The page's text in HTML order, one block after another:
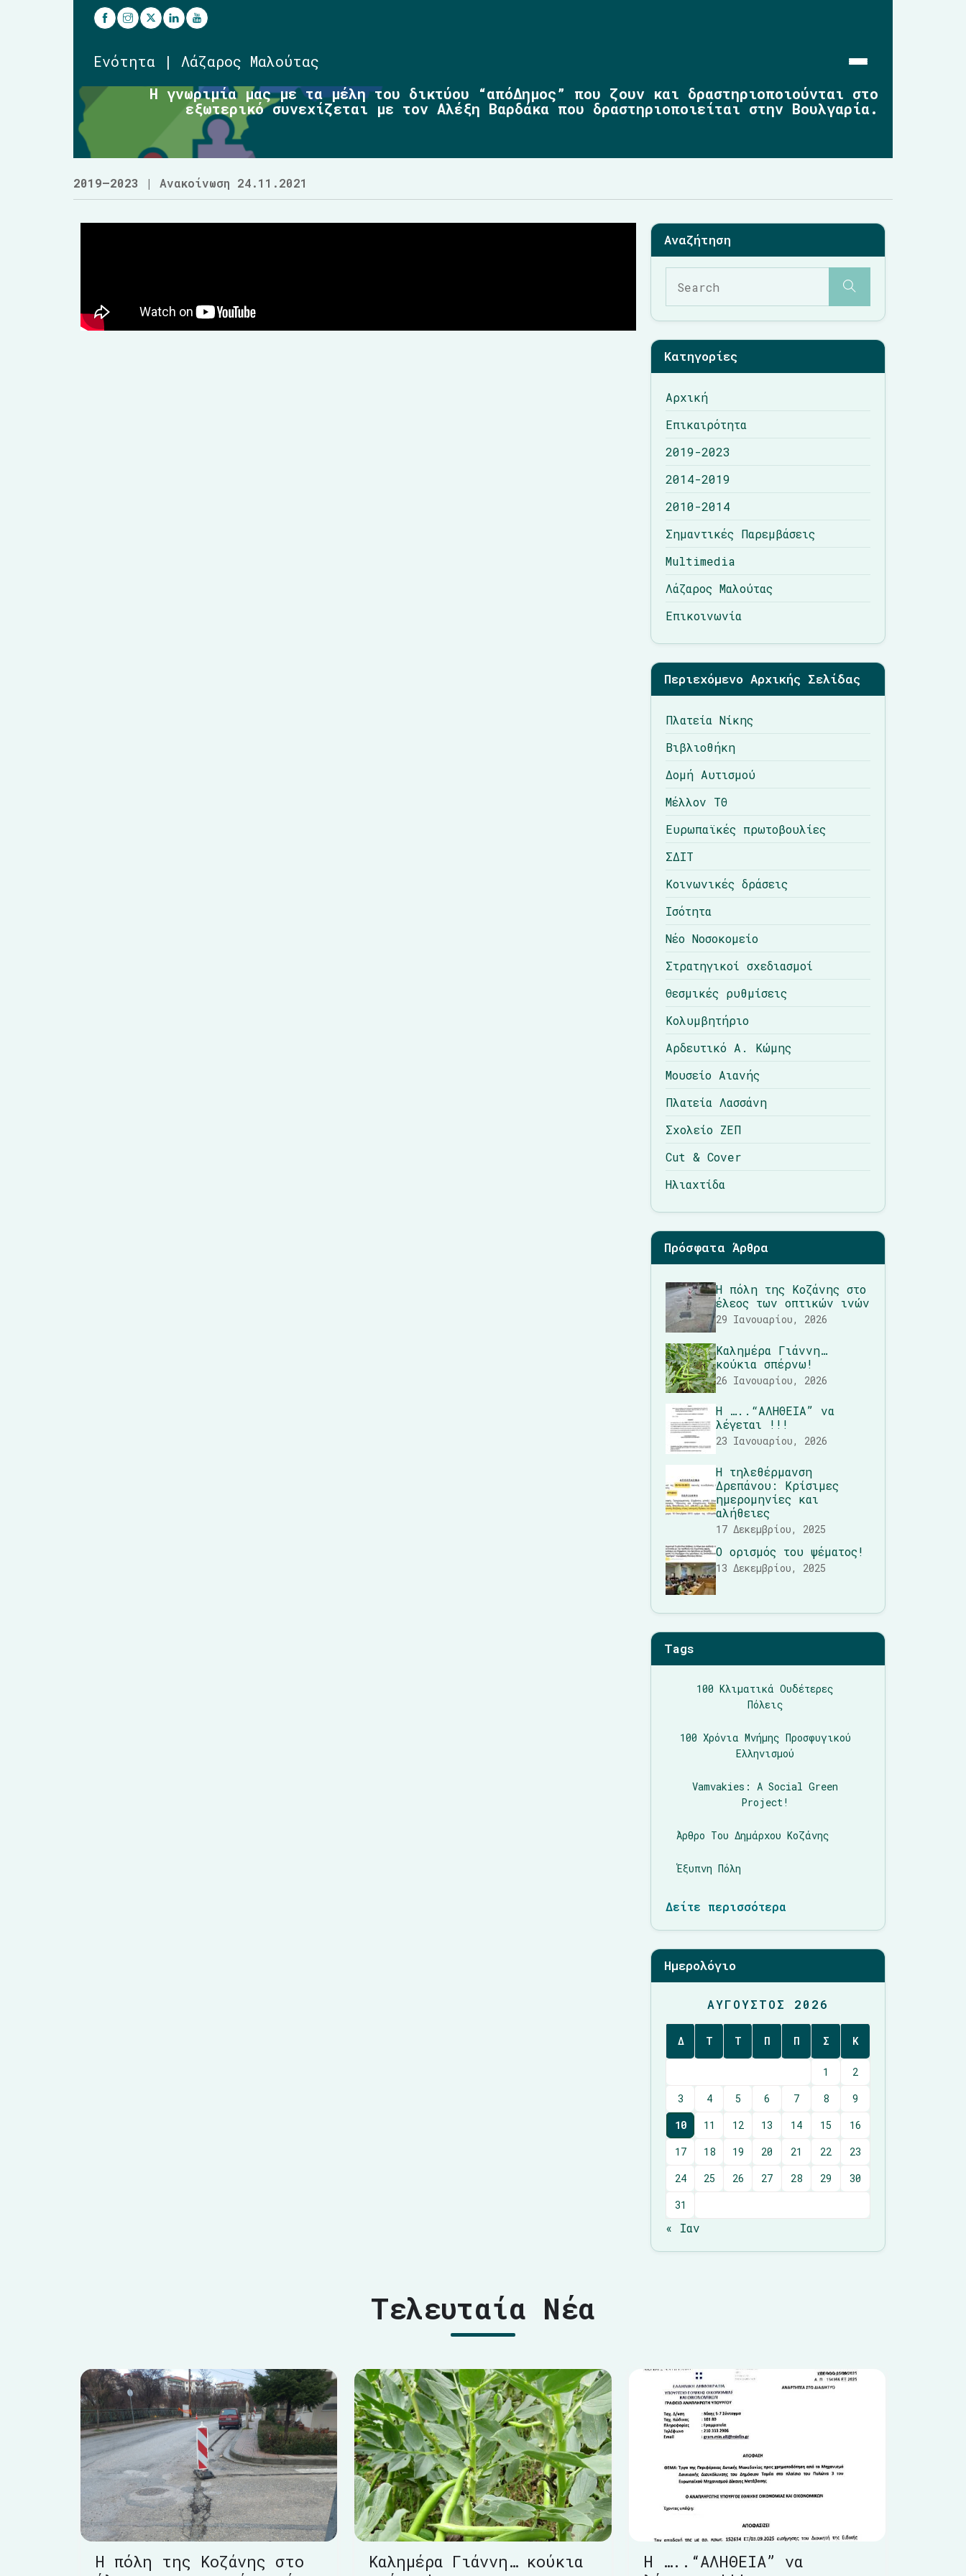
Ενότητα | Λάζαρος Μαλούτας
2019-2023
2014-2019
2010-2014
Σημαντικές Παρεμβάσεις
Multimedia
Λάζαρος Μαλούτας
Επικοινωνία
Η γνωριμία μας με τα μέλη του δικτύου “απόΔημος” που ζουν και δραστηριοποιούνται στο
εξωτερικό συνεχίζεται με τον Αλέξη Βαρδάκα που δραστηριοποιείται στην Βουλγαρία.
2019–2023 | Ανακοίνωση 24.11.2021
Κατηγορίες
Αρχική
Επικαιρότητα
2019-2023
2014-2019
2010-2014
Σημαντικές Παρεμβάσεις
Multimedia
Λάζαρος Μαλούτας
Επικοινωνία
Περιεχόμενο Αρχικής Σελίδας
Πλατεία Νίκης
Βιβλιοθήκη
Δομή Αυτισμού
Μέλλον ΤΘ
Ευρωπαϊκές πρωτοβουλίες
ΣΔΙΤ
Κοινωνικές δράσεις
Ισότητα
Νέο Νοσοκομείο
Στρατηγικοί σχεδιασμοί
Θεσμικές ρυθμίσεις
Κολυμβητήριο
Αρδευτικό Α. Κώμης
Μουσείο Αιανής
Πλατεία Λασσάνη
Σχολείο ΖΕΠ
Cut & Cover
Ηλιαχτίδα
Πρόσφατα Άρθρα
Η πόλη της Κοζάνης στο
έλεος των οπτικών ινών
29 Ιανουαρίου, 2026
Καλημέρα Γιάννη…
κούκια σπέρνω!
26 Ιανουαρίου, 2026
Η …..“ΑΛΗΘΕΙΑ” να
λέγεται !!!
23 Ιανουαρίου, 2026
Η τηλεθέρμανση
Δρεπάνου: Κρίσιμες
ημερομηνίες και
αλήθειες
17 Δεκεμβρίου, 2025
Ο ορισμός του ψέματος!
13 Δεκεμβρίου, 2025
Tags
100 Κλιματικά Ουδέτερες
Πόλεις
100 Χρόνια Μνήμης Προσφυγικού
Ελληνισμού
Vamvakies: A Social Green
Project!
Άρθρο Του Δημάρχου Κοζάνης
Έξυπνη Πόλη
Δείτε περισσότερα
Ημερολόγιο
ΑΎΓΟΥΣΤΟΣ 2026
Δ Τ Τ Π Π Σ Κ
1
2
3
4 5 6 7 8
9
10
11 12 13 14 15
16
17
18 19 20 21 22
23
24
25 26 27 28 29
30
31
« Ιαν
Τελευταία Νέα
Η πόλη της Κοζάνης στο
Καλημέρα Γιάννη… κούκια
Η …..“ΑΛΗΘΕΙΑ” να